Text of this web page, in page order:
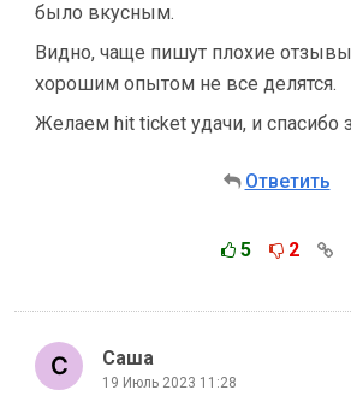
было вкусным.
Видно, чаще пишут плохие
хорошим опытом не все делятся.
Желаем hit ticket удачи, и спасибо
Ответить
5 2
Саша
19 Июль 2023 11:28